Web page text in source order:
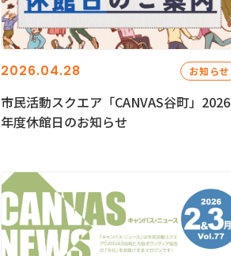
2026.04.28 お知らせ
市民活動スクエア「CANVAS谷町」2026
年度休館日のお知らせ